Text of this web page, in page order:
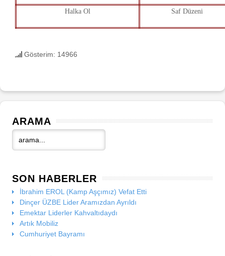
Halka Ol Saf Düzeni
Gösterim: 14966
ARAMA
SON HABERLER
İbrahim EROL (Kamp Aşçımız) Vefat Etti
Dinçer ÜZBE Lider Aramızdan Ayrıldı
Emektar Liderler Kahvaltıdaydı
Artık Mobiliz
Cumhuriyet Bayramı